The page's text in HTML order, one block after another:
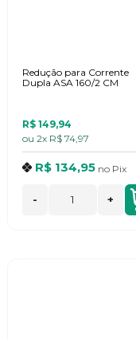
Redução para Corrente
Dupla ASA 160/2 CM
R$ 149,94
ou 2x R$ 74,97
R$ 134,95 no Pix
- +